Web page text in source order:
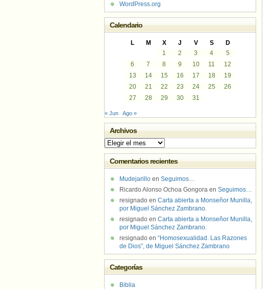
WordPress.org
Calendario
L M X J V S
D
1
2 3 4
5
6
7 8 9 10 11
12
13
14 15 16 17 18
19
20
21 22 23 24 25
26
27
28 29 30 31
« Jun Ago »
Archivos
Archivos
Comentarios recientes
Mudejarillo en Seguimos…
Ricardo Alonso Ochoa Gongora en Seguimos…
resignado en Carta abierta a Monseñor Munilla,
por Miguel Sánchez Zambrano.
resignado en Carta abierta a Monseñor Munilla,
por Miguel Sánchez Zambrano.
resignado en “Homosexualidad. Las Razones
de Dios”, de Miguel Sánchez Zambrano
Categorías
Biblia